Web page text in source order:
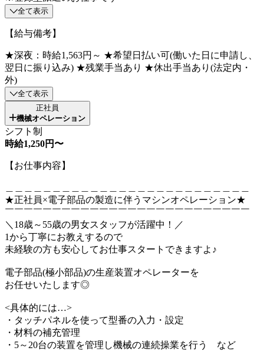
全て表示
【給与備考】
★深夜：時給1,563円～ ★希望日払い可(働いた日に申請し、
翌日に振り込み) ★残業手当あり ★休出手当あり(法定内・
外)
全て表示
正社員
機械オペレーション
シフト制
時給1,250円〜
【お仕事内容】
★正社員×電子部品の製造に伴うマシンオペレーション★
￣￣￣￣￣￣￣￣￣￣￣￣￣￣￣￣￣￣￣￣￣￣￣￣￣￣
＼18歳～55歳の男女スタッフが活躍中！／
1から丁寧にお教えするので
未経験の方も安心してお仕事スタートできますよ♪
電子部品(極小部品)の生産装置オペレーターを
お任せいたします◎
<具体的には…>
・タッチパネルを使って型番の入力・設定
・材料の補充管理
・5～20台の装置を管理し機械の連続操業を行う など